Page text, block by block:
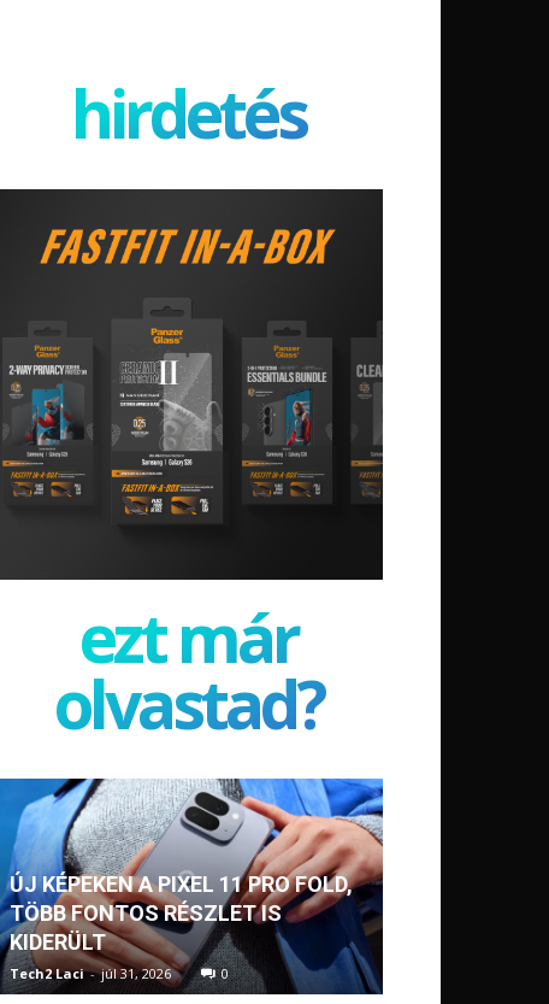
hirdetés
ezt már
olvastad?
ÚJ KÉPEKEN A PIXEL 11 PRO FOLD,
TÖBB FONTOS RÉSZLET IS
KIDERÜLT
Tech2 Laci - júl 31, 2026 0